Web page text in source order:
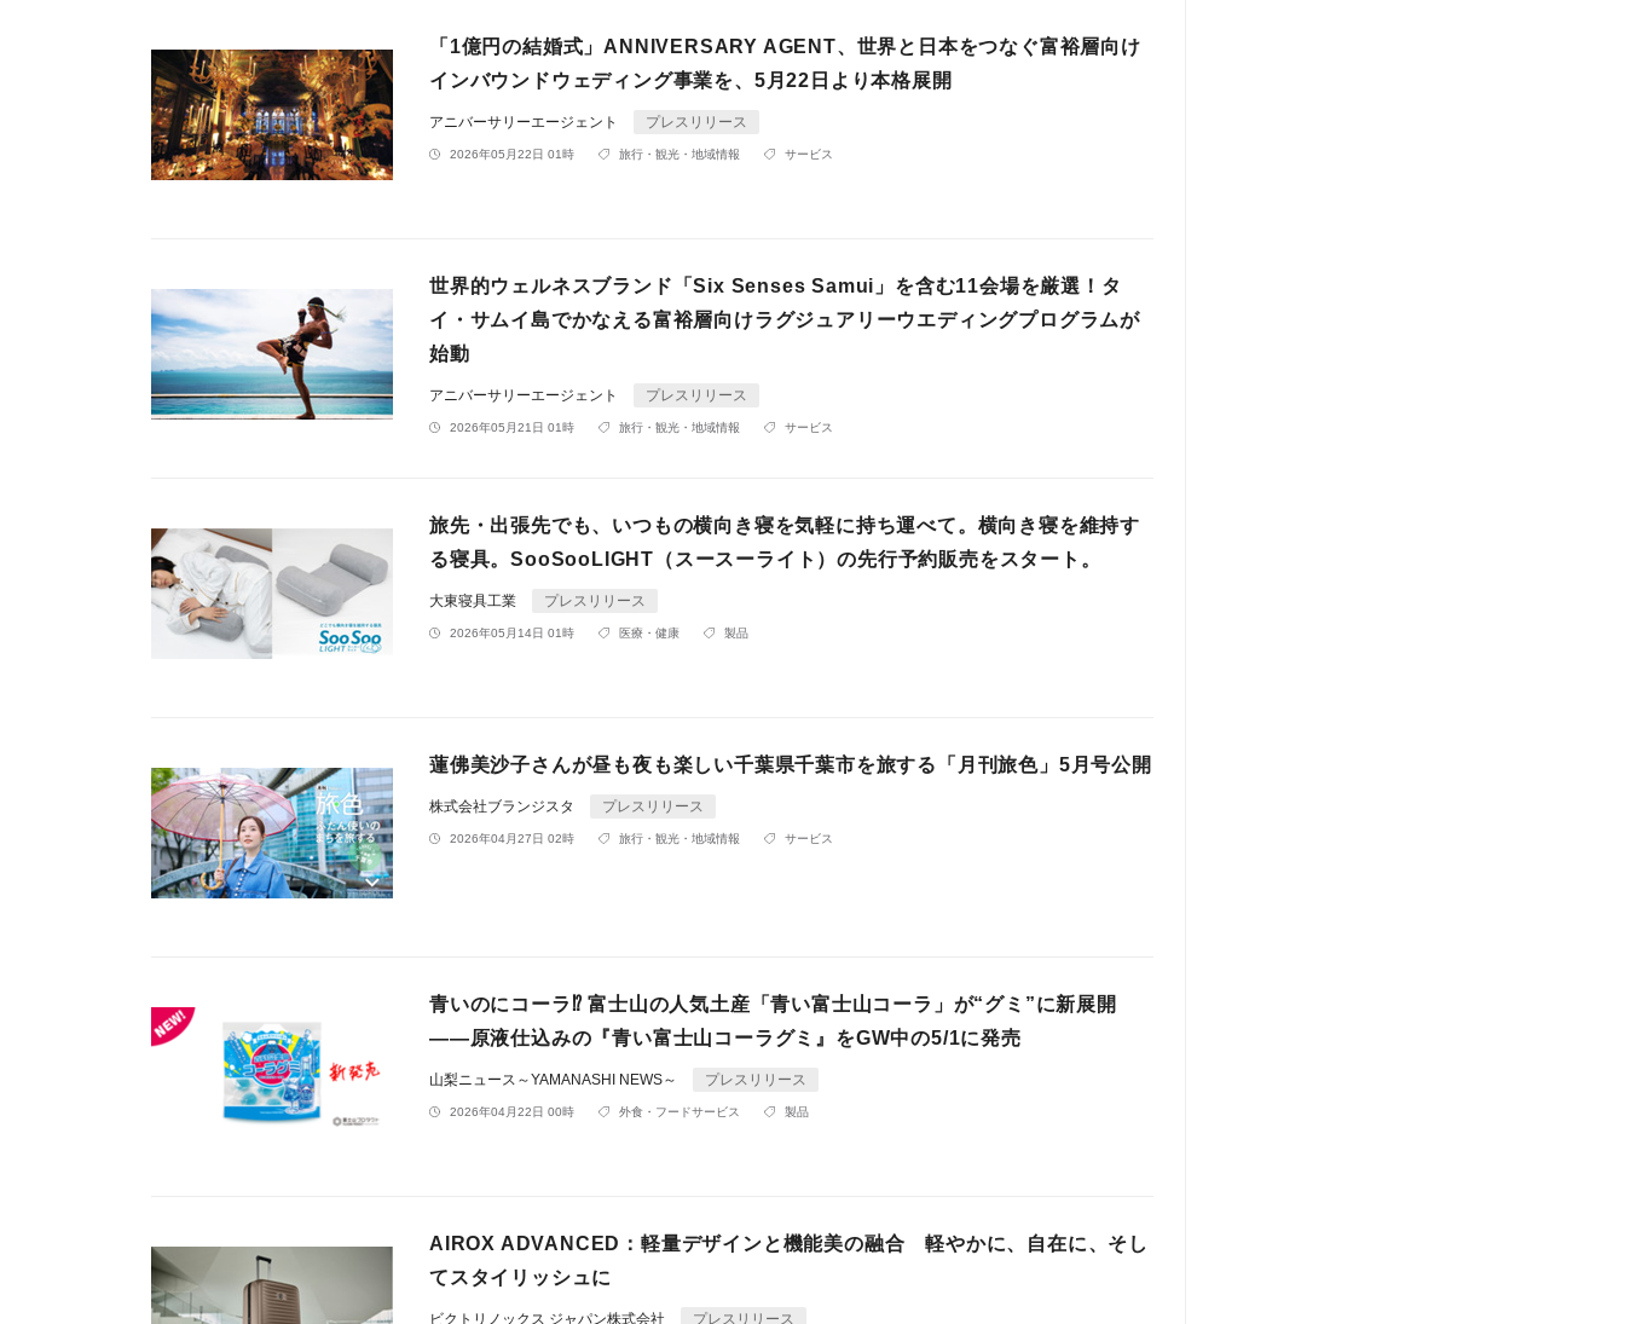
「1億円の結婚式」ANNIVERSARY AGENT、世界と日本をつなぐ富裕層向け
インバウンドウェディング事業を、5月22日より本格展開
アニバーサリーエージェント プレスリリース
2026年05月22日 01時 旅行・観光・地域情報 サービス
世界的ウェルネスブランド「Six Senses Samui」を含む11会場を厳選！タ
イ・サムイ島でかなえる富裕層向けラグジュアリーウエディングプログラムが
始動
アニバーサリーエージェント プレスリリース
2026年05月21日 01時 旅行・観光・地域情報 サービス
旅先・出張先でも、いつもの横向き寝を気軽に持ち運べて。横向き寝を維持す
る寝具。SooSooLIGHT（スースーライト）の先行予約販売をスタート。
大東寝具工業 プレスリリース
2026年05月14日 01時 医療・健康 製品
蓮佛美沙子さんが昼も夜も楽しい千葉県千葉市を旅する「月刊旅色」5月号公開
株式会社ブランジスタ プレスリリース
2026年04月27日 02時 旅行・観光・地域情報 サービス
青いのにコーラ⁉ 富士山の人気土産「青い富士山コーラ」が“グミ”に新展開
——原液仕込みの『青い富士山コーラグミ』をGW中の5/1に発売
山梨ニュース～YAMANASHI NEWS～ プレスリリース
2026年04月22日 00時 外食・フードサービス 製品
AIROX ADVANCED：軽量デザインと機能美の融合 軽やかに、自在に、そし
てスタイリッシュに
ビクトリノックス ジャパン株式会社 プレスリリース